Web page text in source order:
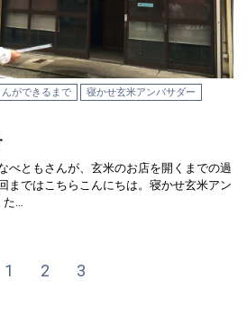
ができるまで
寝かせ玄米アンバサダー
べともさんが、玄米のお店を開くまでの過
まではこちらこんにちは。寝かせ玄米アン
…
1 2 3